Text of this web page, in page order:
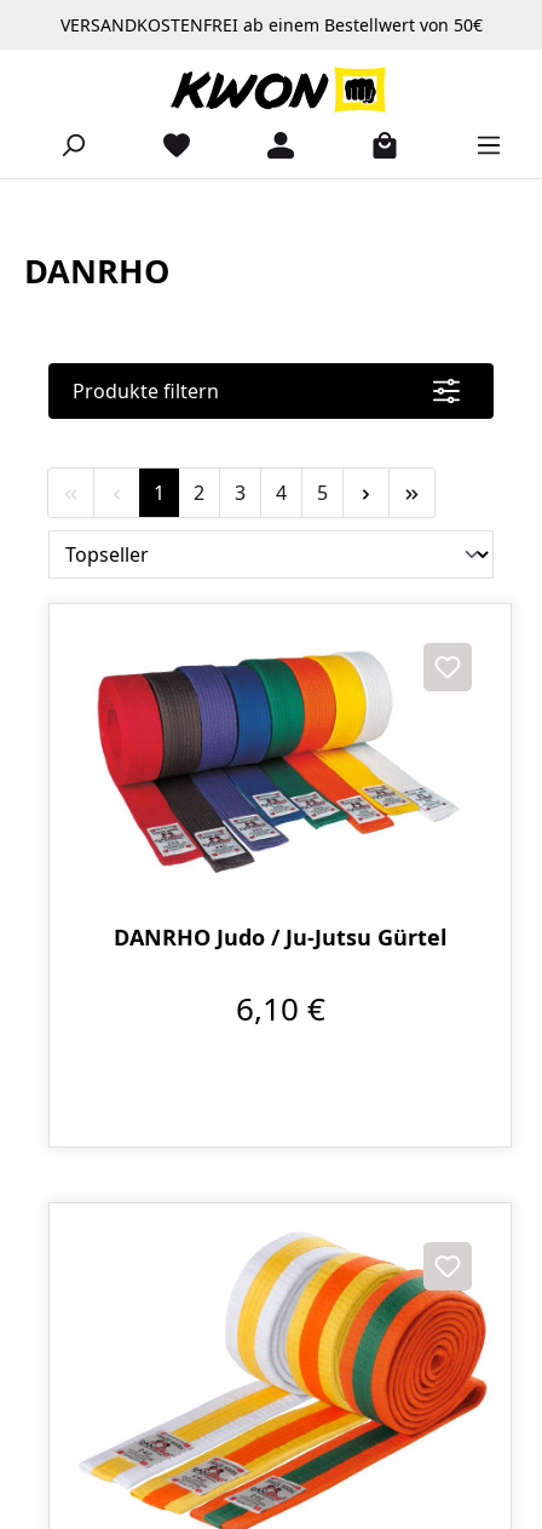
Zum Hauptinhalt springen
VERSANDKOSTENFREI ab einem Bestellwert von 50€
DANRHO
Produkte filtern
Seite
1 Seite
2 Seite
3 Seite
4 Seite
5
DANRHO Judo / Ju-Jutsu Gürtel
6,10 €